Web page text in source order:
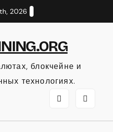
2026
блокчейне и
технологиях.